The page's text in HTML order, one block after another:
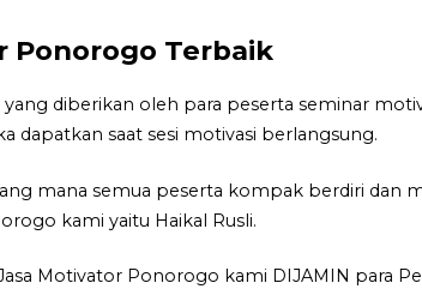
Ponorogo Terbaik
diberikan oleh para peserta seminar
dapatkan saat sesi motivasi berlangsung.
mana semua peserta kompak berdiri dan
kami yaitu Haikal Rusli.
Motivator Ponorogo kami DIJAMIN para